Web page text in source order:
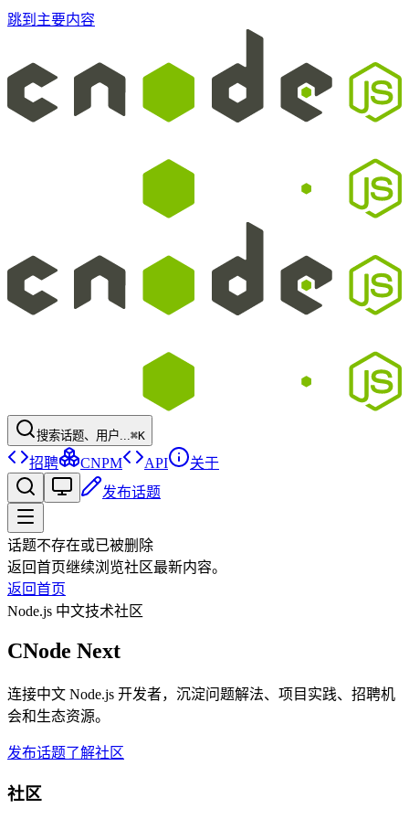
跳到主要内容
搜索话题、用户...⌘K
招聘 CNPM API
关于
发布话题
话题不存在或已被删除
返回首页继续浏览社区最新内容。
返回首页
Node.js 中文技术社区
CNode Next
连接中文 Node.js 开发者，沉淀问题解法、项目实践、招聘机
会和生态资源。
发布话题了解社区
社区